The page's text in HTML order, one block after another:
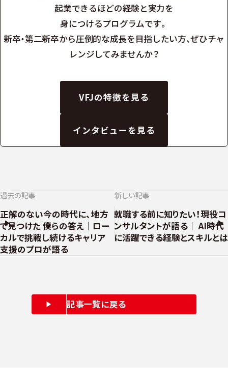
起業できるほどの経験と実力を
身につけるプログラムです。
新卒・第二新卒から圧倒的な成長を目指したい方、ぜひチャ
レンジしてみませんか？
VFJの特徴を見る
インタビューを見る
過去の記事
正解のない今の時代に、地方
で見つけた 僕らの答え｜ロー
カルで挑戦し続けるキャリア
支援のプロが語る
新しい記事
就職する前に知りたい！現役コ
ンサルタントが語る｜ AI時代
に活躍できる経験とスキルとは
記事一覧に戻る